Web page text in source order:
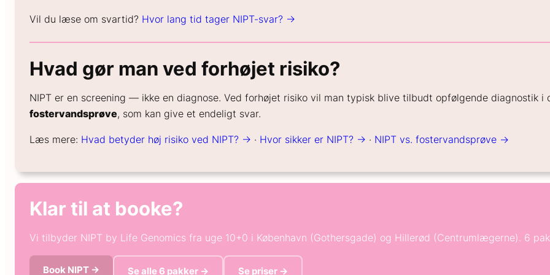
Vil du læse om svartid? Hvor lang tid tager NIPT-svar? →
Hvad gør man ved forhøjet risiko?
NIPT er en screening — ikke en diagnose. Ved forhøjet risiko vil man typisk blive tilbudt opfølgende diagnostik
fostervandsprøve, som kan give et endeligt svar.
Læs mere: Hvad betyder høj risiko ved NIPT? → · Hvor sikker er NIPT? → · NIPT vs. fostervandsprøve →
Klar til at booke?
Vi tilbyder NIPT by Life Genomics fra uge 10+0 i København (Gothersgade) og Hillerød (Centrumlægerne). 6
Book NIPT → Se alle 6 pakker → Se priser →